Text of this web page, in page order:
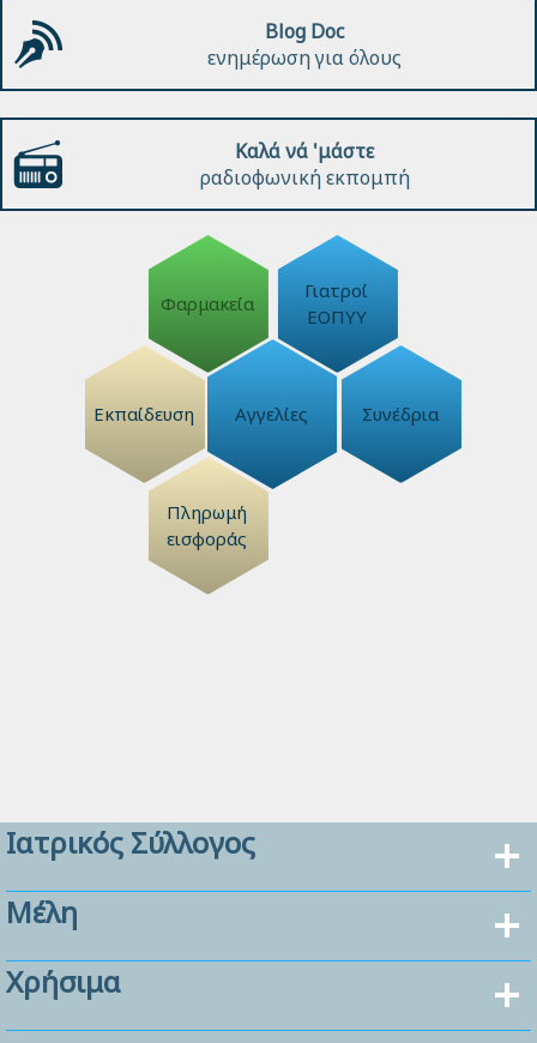
Blog Doc
ενημέρωση για όλους
Καλά νά 'μάστε
ραδιοφωνική εκπομπή
Φαρμακεία
Γιατροί
ΕΟΠΥΥ
Εκπαίδευση Αγγελίες Συνέδρια
Πληρωμή
εισφοράς
Ιατρικός Σύλλογος
Μέλη
Χρήσιμα